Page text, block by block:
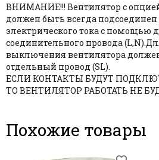
ВНИМАНИЕ!!! Вентилятор с
должен быть всегда
электрического тока с помощью
соединительного провода
выключения вентилятора
отдельный провод (SL).
ЕСЛИ КОНТАКТЫ БУДУТ
ТО ВЕНТИЛЯТОР РАБОТАТЬ НЕ
Похожие товары